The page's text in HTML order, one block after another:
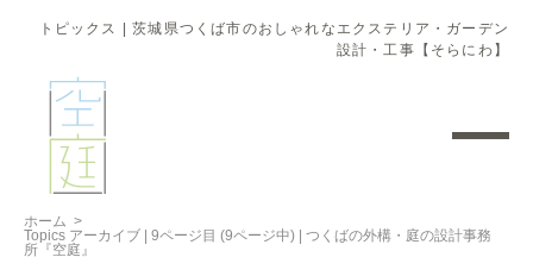
トピックス | 茨城県つくば市のおしゃれなエクステリア・ガーデン
設計・工事【そらにわ】
ホーム >
Topics アーカイブ | 9ページ目 (9ページ中) | つくばの外構・庭の設計事務
所『空庭』